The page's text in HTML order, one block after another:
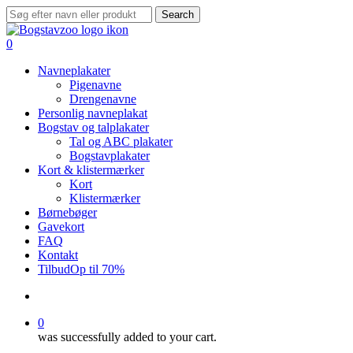
Skip
to
main
Search
Close
Search
search
0
Navneplakater
Pigenavne
Drengenavne
Personlig navneplakat
Bogstav og talplakater
Tal og ABC plakater
Bogstavplakater
Kort & klistermærker
Kort
Klistermærker
Børnebøger
Gavekort
FAQ
Kontakt
TilbudOp til 70%
0
was successfully added to your cart.